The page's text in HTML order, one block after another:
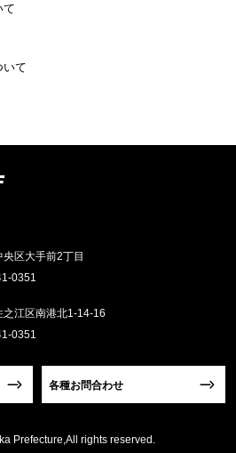
て
いて
区大手前2丁目
0351
江区南港北1-14-16
0351
各種お問合わせ
Prefecture,All rights reserved.